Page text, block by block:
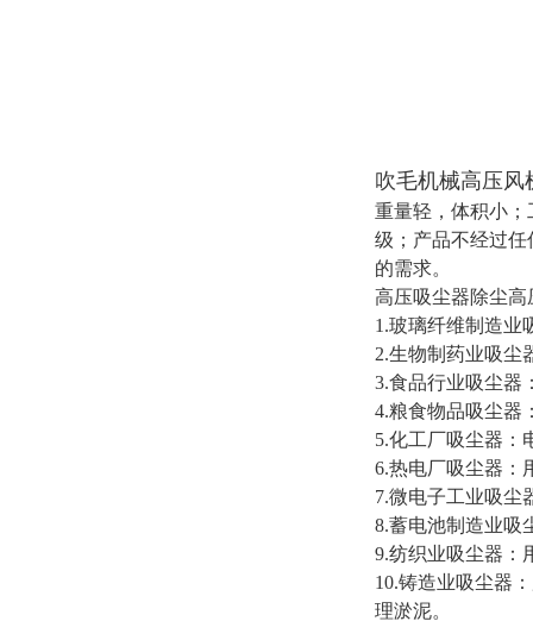
吹毛机械高压风
重量轻，体积小
级；产品不经过
的需求。
高压吸尘器除尘
1.玻璃纤维制造业
2.生物制药业吸尘
3.食品行业吸尘器
4.粮食物品吸尘器
5.化工厂吸尘器：
6.热电厂吸尘器：
7.微电子工业吸尘
8.蓄电池制造业吸
9.纺织业吸尘器：
10.铸造业吸尘器
理淤泥。